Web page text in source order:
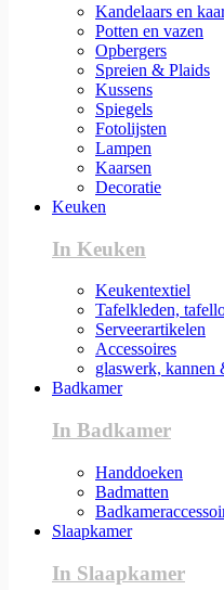
Kandelaars en
Potten en vazen
Opbergers
Spreien & Plaids
Kussens
Spiegels
Fotolijsten
Lampen
Kaarsen
Decoratie
Keuken
In Keuken
Keukentextiel
Tafelkleden,
Serveerartikelen
Accessoires
glaswerk, kannen
Badkamer
In Badkamer
Handdoeken
Badmatten
Slaapkamer
In Slaapkamer